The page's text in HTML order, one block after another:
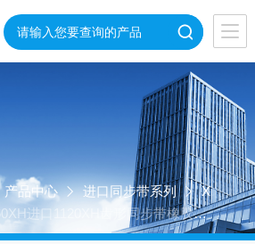
产品中心 进口同步带系列
X
进口1120XH齿形同步带橡胶梯
齿工业同步带